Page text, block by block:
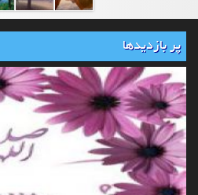
پر بازدیدها